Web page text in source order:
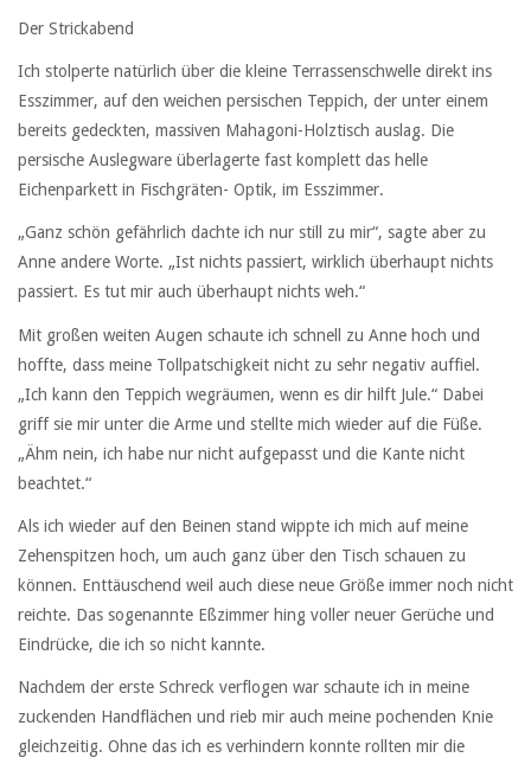
Der Strickabend
Ich stolperte natürlich über die kleine Terrassenschwelle direkt ins
Esszimmer, auf den weichen persischen Teppich, der unter einem
bereits gedeckten, massiven Mahagoni-Holztisch auslag. Die
persische Auslegware überlagerte fast komplett das helle
Eichenparkett in Fischgräten- Optik, im Esszimmer.
„Ganz schön gefährlich dachte ich nur still zu mir“, sagte aber zu
Anne andere Worte. „Ist nichts passiert, wirklich überhaupt nichts
passiert. Es tut mir auch überhaupt nichts weh.“
Mit großen weiten Augen schaute ich schnell zu Anne hoch und
hoffte, dass meine Tollpatschigkeit nicht zu sehr negativ auffiel.
„Ich kann den Teppich wegräumen, wenn es dir hilft Jule.“ Dabei
griff sie mir unter die Arme und stellte mich wieder auf die Füße.
„Ähm nein, ich habe nur nicht aufgepasst und die Kante nicht
beachtet.“
Als ich wieder auf den Beinen stand wippte ich mich auf meine
Zehenspitzen hoch, um auch ganz über den Tisch schauen zu
können. Enttäuschend weil auch diese neue Größe immer noch nicht
reichte. Das sogenannte Eßzimmer hing voller neuer Gerüche und
Eindrücke, die ich so nicht kannte.
Nachdem der erste Schreck verflogen war schaute ich in meine
zuckenden Handflächen und rieb mir auch meine pochenden Knie
gleichzeitig. Ohne das ich es verhindern konnte rollten mir die